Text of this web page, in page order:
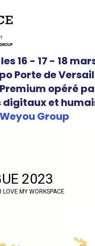
16 - 17 - 18
Porte de
opéré
digitaux et
Weyou Group
2023
I LOVE MY WORKSPACE